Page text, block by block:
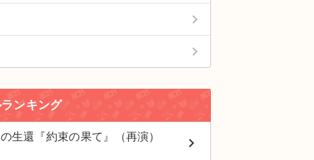
keyboard_arrow_right
keyboard_arrow_right
ンキング
生還『約束の果て』（再演） keyboard_arrow_right